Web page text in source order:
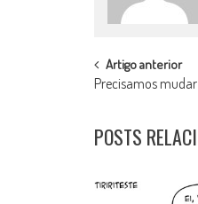
POST
NAVIGATION
Artigo anterior
Precisamos
POSTS